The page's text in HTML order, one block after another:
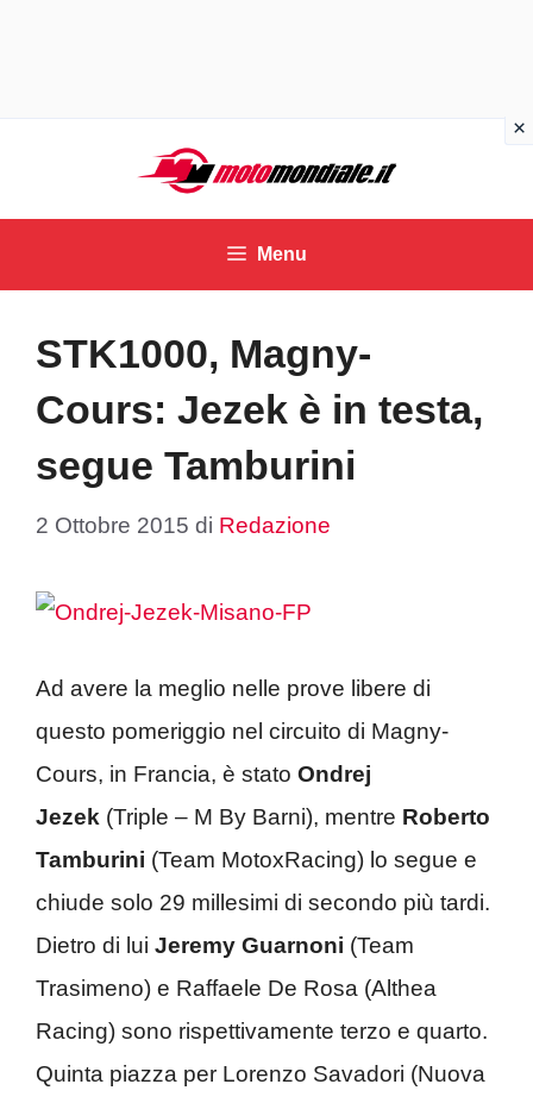
contenuto
Menu
STK1000, Magny-
Cours: Jezek è in testa,
segue Tamburini
2 Ottobre 2015 di Redazione
Ad avere la meglio nelle prove libere di
questo pomeriggio nel circuito di Magny-
Cours, in Francia, è stato Ondrej
Jezek (Triple – M By Barni), mentre Roberto
Tamburini (Team MotoxRacing) lo segue e
chiude solo 29 millesimi di secondo più tardi.
Dietro di lui Jeremy Guarnoni (Team
Trasimeno) e Raffaele De Rosa (Althea
Racing) sono rispettivamente terzo e quarto.
Quinta piazza per Lorenzo Savadori (Nuova